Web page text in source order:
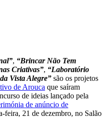
, “Brincar Não Tem
Criativas”, “Laboratório
Vista Alegre” são os projetos
de Arouca que saíram
de ideias lançado pela
de anúncio de
feira, 21 de dezembro, no Salão